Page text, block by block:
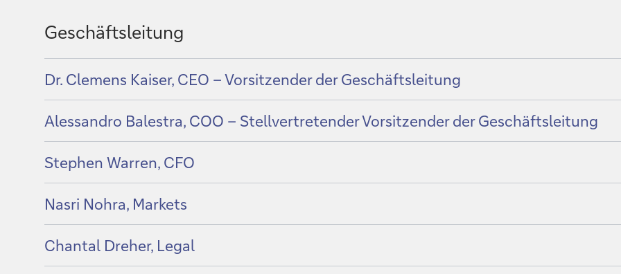
Geschäftsleitung
Show
content
of
Dr. Clemens Kaiser, CEO – Vorsitzender der Geschäftsleitung
Show
content
of
Alessandro Balestra, COO – Stellvertretender Vorsitzender der Geschäftsleitung
Show
content
of
Stephen Warren, CFO
Show
content
of
Nasri Nohra, Markets
Show
content
of
Chantal Dreher, Legal
Show